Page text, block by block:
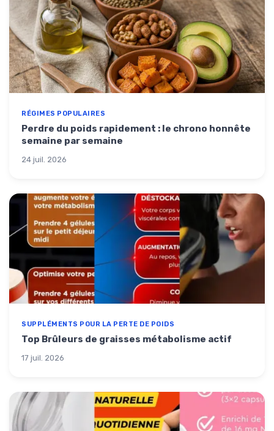
RÉGIMES POPULAIRES
Perdre du poids rapidement : le chrono honnête
semaine par semaine
24 juil. 2026
SUPPLÉMENTS POUR LA PERTE DE POIDS
Top Brûleurs de graisses métabolisme actif
17 juil. 2026